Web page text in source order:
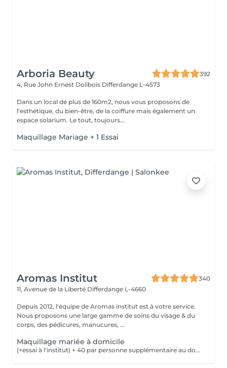
Arboria Beauty
392
4, Rue John Ernest Dolibois Differdange L-4573
Dans un local de plus de 160m2, nous vous proposons de
l'esthétique, du bien-être, de la coiffure mais également un
espace solarium. Le tout, toujours...
Maquillage Mariage + 1 Essai
Aromas Institut
340
11, Avenue de la Liberté Differdange L-4660
Depuis 2012, l'équipe de Aromas institut est à votre service.
Nous proposons une large gamme de soins du visage & du
corps, des pédicures, manucures, ...
Maquillage mariée à domicile
(+essai à l'institut) + 40 par personne supplémentaire au domicile de la mariée pour un maquillage le jour de la cérémonie Nous vous prions de bien vouloir respecter votre rendez-vous. En prenant rendez-vous, vous occupez une place, dont une autre personne aurait éventuellement besoin. Tout rendez-vous non annulé 24h en avance, est susceptible d'être facturé. (Si vous ne pouvez pas vous présenter à votre RDV, proposez-le éventuellement à un proche ou à un ami) Toute l'équipe de Aromas Institut vous remercie pour votre respect et votre compréhension.